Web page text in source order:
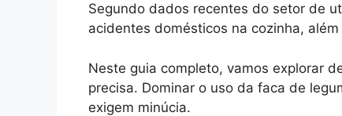
Segundo dados recentes do setor de
acidentes domésticos na cozinha,
Neste guia completo, vamos explorar
precisa. Dominar o uso da faca de
exigem minúcia.